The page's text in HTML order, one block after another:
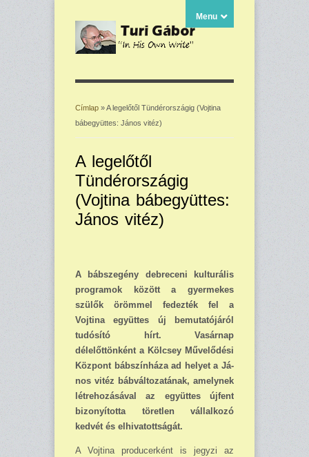
Menu
Jelenlegi hely
Címlap » A legelőtől Tündérországig (Vojtina
bábegyüttes: János vitéz)
A legelőtől
Tündérországig
(Vojtina bábegyüttes:
János vitéz)
A bábszegény debreceni kulturális
programok között a gyermekes
szülők örömmel fedezték fel a
Vojtina együttes új bemutatójáról
tudósító hírt. Vasárnap
délelőttönként a Kölcsey Műve­lődési
Központ bábszínháza ad helyet a Já­
nos vitéz bábváltozatának, amelynek
létrehozásával az együttes újfent
bizonyította töretlen vállalkozó
kedvét és el­hivatottságát.
A Vojtina produ­cerként is jegyzi az